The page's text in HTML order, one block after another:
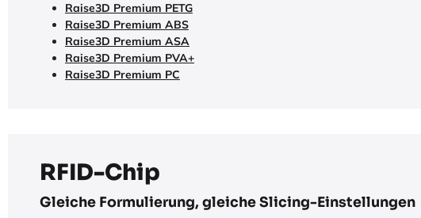
Raise3D Premium PETG
Raise3D Premium ABS
Raise3D Premium ASA
Raise3D Premium PVA+
Raise3D Premium PC
RFID-Chip
Gleiche Formulierung, gleiche Slicing-Einstellungen